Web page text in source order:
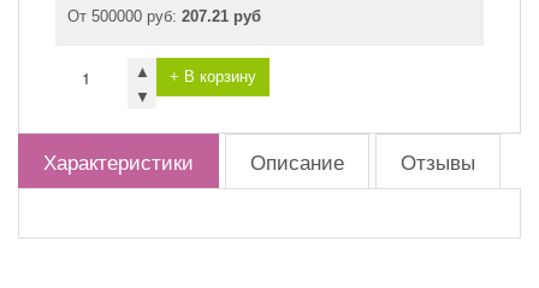
От 500000 руб: 207.21 руб
▲
▼
+ В корзину
Характеристики Описание Отзывы